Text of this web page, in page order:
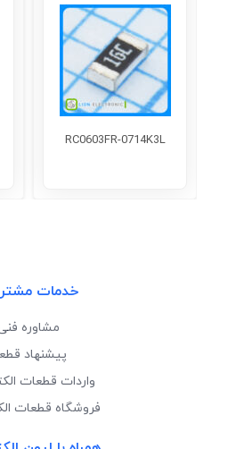
RC0603FR-0714K3L
خدمات
مشاوره
پیشنهاد
واردات قطعات
فروشگاه قطعات